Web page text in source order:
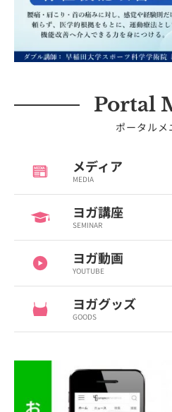
Portal
ポータルメ
メディア
MEDIA
ヨガ講座
SEMINAR
ヨガ動画
YOUTUBE
ヨガグッズ
GOODS